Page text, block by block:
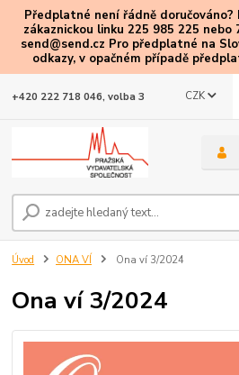
Předplatné není řádně
zákaznickou linku 225 985 225 nebo
send@send.cz Pro předplatné na
odkazy, v opačném případě
CZK
+420 222 718 046, volba 3
Úvod ONA VÍ Ona ví 3/2024
Ona ví 3/2024